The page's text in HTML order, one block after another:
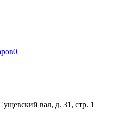
0
вал, д. 31, стр. 1